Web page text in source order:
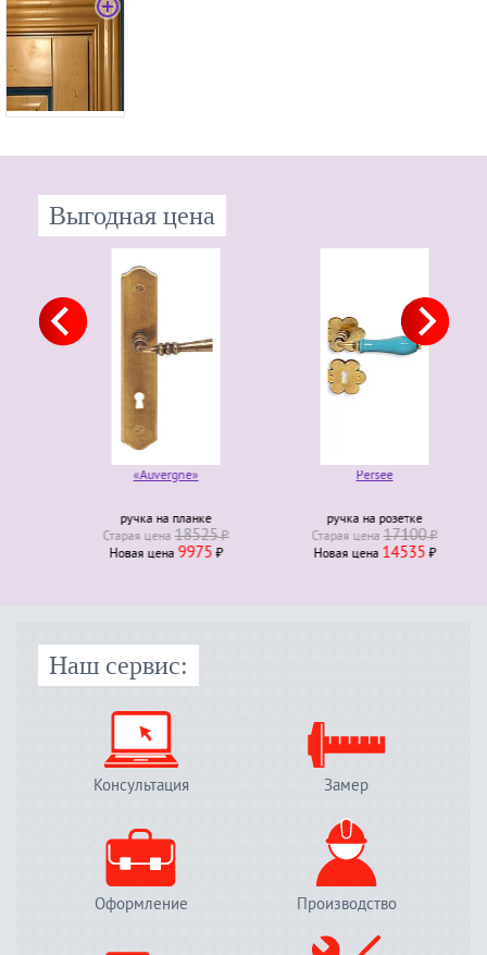
Выгодная цена
«Auvergne»
ручка на планке
Старая ценa18525₽
Новая ценa9975₽
Persee
ручка на розетке
Старая ценa17100₽
Новая ценa14535₽
Наш сервис:
Консультация Замер
Оформление Производство